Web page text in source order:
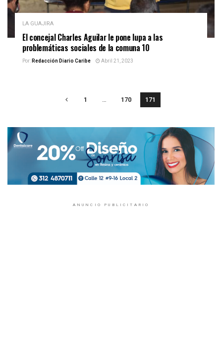
LA GUAJIRA
El concejal Charles Aguilar le pone lupa a las
problemáticas sociales de la comuna 10
Por:Redacción Diario Caribe Abril 21, 2023
1 … 170 171
ANUNCIO PUBLICITARIO